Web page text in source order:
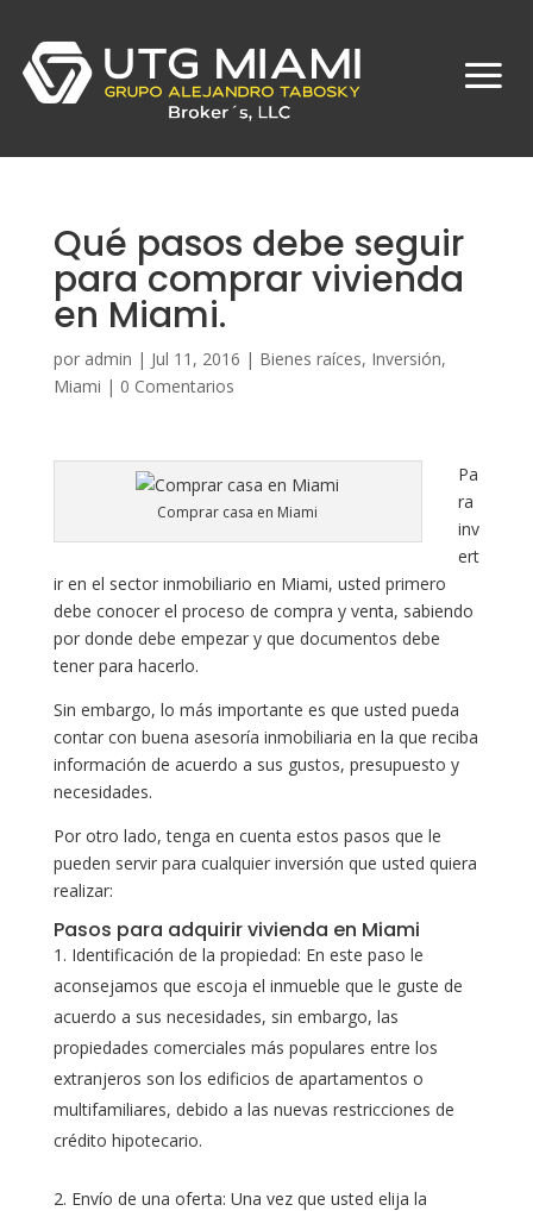
Qué pasos debe seguir
para comprar vivienda
en Miami.
por admin | Jul 11, 2016 | Bienes raíces, Inversión,
Miami | 0 Comentarios
Comprar casa en Miami
Pa
ra
inv
ert
ir en el sector inmobiliario en Miami, usted primero
debe conocer el proceso de compra y venta, sabiendo
por donde debe empezar y que documentos debe
tener para hacerlo.
Sin embargo, lo más importante es que usted pueda
contar con buena asesoría inmobiliaria en la que reciba
información de acuerdo a sus gustos, presupuesto y
necesidades.
Por otro lado, tenga en cuenta estos pasos que le
pueden servir para cualquier inversión que usted quiera
realizar:
Pasos para adquirir vivienda en Miami
Identificación de la propiedad: En este paso le
aconsejamos que escoja el inmueble que le guste de
acuerdo a sus necesidades, sin embargo, las
propiedades comerciales más populares entre los
extranjeros son los edificios de apartamentos o
multifamiliares, debido a las nuevas restricciones de
crédito hipotecario.
Envío de una oferta: Una vez que usted elija la